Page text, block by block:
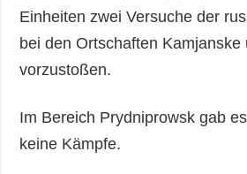
Einheiten zwei Versuche der
bei den Ortschaften Kamjanske
vorzustoßen.
Im Bereich Prydniprowsk gab
keine Kämpfe.